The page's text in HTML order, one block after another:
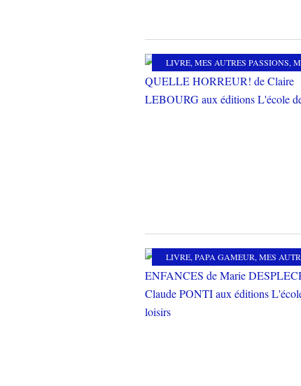
LIVRE, MES AUTRES PASSIONS, MES COUPS DE COEUR
LIVRE, PAPA GAMEUR, MES AUTRES PASSIONS